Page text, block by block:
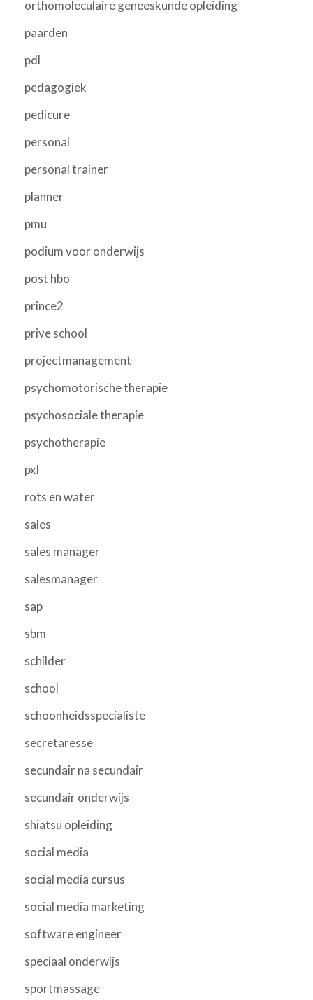
orthomoleculaire geneeskunde opleiding
paarden
pdl
pedagogiek
pedicure
personal
personal trainer
planner
pmu
podium voor onderwijs
post hbo
prince2
prive school
projectmanagement
psychomotorische therapie
psychosociale therapie
psychotherapie
pxl
rots en water
sales
sales manager
salesmanager
sap
sbm
schilder
school
schoonheidsspecialiste
secretaresse
secundair na secundair
secundair onderwijs
shiatsu opleiding
social media
social media cursus
social media marketing
software engineer
speciaal onderwijs
sportmassage